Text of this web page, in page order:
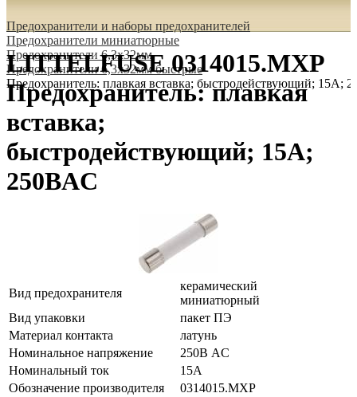
Предохранители и наборы предохранителей
Предохранители миниатюрные
Предохранители 6,3x32мм
Предохранители 6,3x32мм быстрые
Предохранитель: плавкая вставка; быстродействующий; 15А;
LITTELFUSE 0314015.MXP
Предохранитель: плавкая
вставка;
быстродействующий; 15А;
250ВAC
Вид предохранителя
керамический
миниатюрный
Вид упаковки
пакет ПЭ
Материал контакта
латунь
Номинальное напряжение
250В AC
Номинальный ток
15А
Обозначение производителя
0314015.MXP